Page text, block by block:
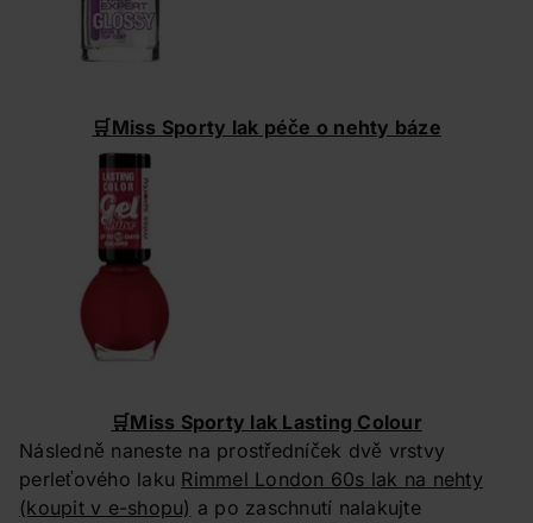
🛒Miss Sporty lak péče o nehty báze
🛒Miss Sporty lak Lasting Colour
Následně naneste na prostředníček dvě vrstvy
perleťového laku Rimmel London 60s lak na nehty
(koupit v e-shopu) a po zaschnutí nalakujte